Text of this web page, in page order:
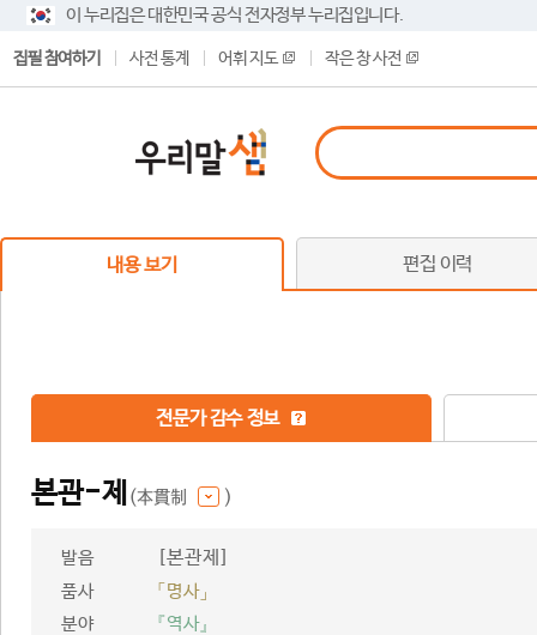
이 누리집은 대한민국 공식 전자정부 누리집입니다.
집필 참여하기 사전 통계 어휘 지도 작은 창 사전
내용 보기 편집 이력
전문가 감수 정보
본관-제 (本貫制 )
발음 [본관제]
품사
「명사」
분야
『역사』